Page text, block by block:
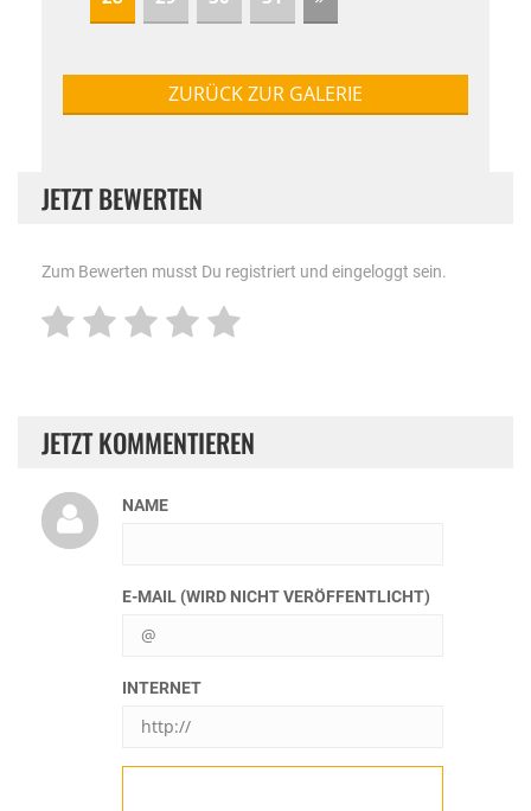
ZURÜCK ZUR GALERIE
JETZT BEWERTEN
Zum Bewerten musst Du registriert und eingeloggt sein.
JETZT KOMMENTIEREN
NAME
E-MAIL (WIRD NICHT VERÖFFENTLICHT)
INTERNET